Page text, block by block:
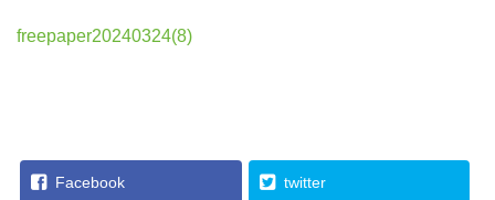
freepaper20240324(8)
Facebook twitter